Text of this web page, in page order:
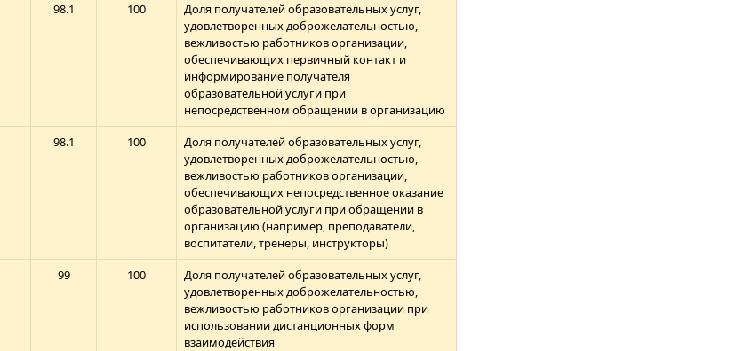
98.1 100
Доля получателей образовательных услуг,
удовлетворенных доброжелательностью,
вежливостью работников организации,
обеспечивающих первичный контакт и
информирование получателя
образовательной услуги при
непосредственном обращении в организацию
98.1 100
Доля получателей образовательных услуг,
удовлетворенных доброжелательностью,
вежливостью работников организации,
обеспечивающих непосредственное оказание
образовательной услуги при обращении в
организацию (например, преподаватели,
воспитатели, тренеры, инструкторы)
99 100
Доля получателей образовательных услуг,
удовлетворенных доброжелательностью,
вежливостью работников организации при
использовании дистанционных форм
взаимодействия